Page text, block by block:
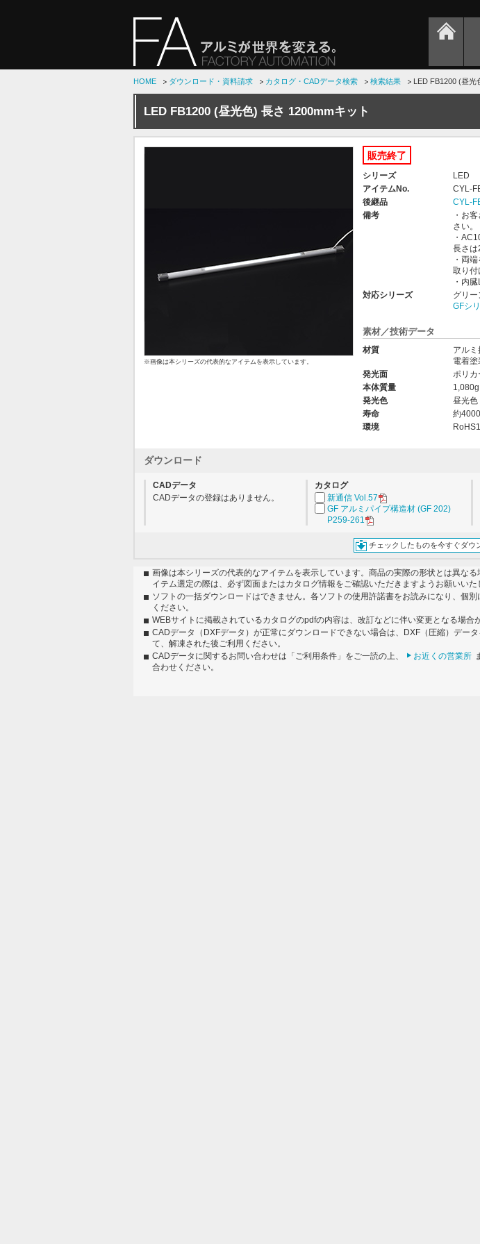
HOME ダウンロード・資料請求 カタログ・CADデータ検索 検索結果 LED FB1200 (昼光
LED FB1200 (昼光色) 長さ 1200mmキット
※画像は本シリーズの代表的なアイテムを表示しています。
販売終了
シリーズ
LED
アイテムNo.
CYL-
後継品
CYL-
備考
・お
さい。
・
長さは
・両
取り付
・内
対応シリーズ
グリー
GFシ
素材／技術データ
材質
アル
電着塗
発光面
ポリカ
本体質量
1,080g
発光色
昼光色
寿命
約
環境
ダウンロード
CADデータ
CADデータの登録はありません。
カタログ
新通信 Vol.57
GF アルミパイプ構造材 (GF 202)
P259-261
チェックしたものを今すぐダウ
画像は本シリーズの代表的なアイテムを表示しています。商品の実際の形状とは異なる
イテム選定の際は、必ず図面またはカタログ情報をご確認いただきますようお願いいた
ソフトの一括ダウンロードはできません。各ソフトの使用許諾書をお読みになり、個別
ください。
WEBサイトに掲載されているカタログのpdfの内容は、改訂などに伴い変更となる場合
CADデータ（DXFデータ）が正常にダウンロードできない場合は、DXF（圧縮）デー
て、解凍された後ご利用ください。
CADデータに関するお問い合わせは「ご利用条件」をご一読の上、
お近くの営業所
合わせください。